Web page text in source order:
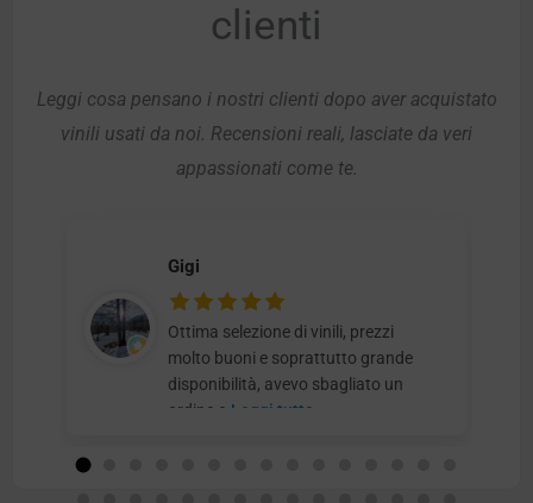
clienti
Leggi cosa pensano i nostri clienti dopo aver acquistato
vinili usati da noi. Recensioni reali, lasciate da veri
appassionati come te.
Gigi
Ottima selezione di vinili, prezzi
molto buoni e soprattutto grande
disponibilità, avevo sbagliato un
ordine e Leggi tutto